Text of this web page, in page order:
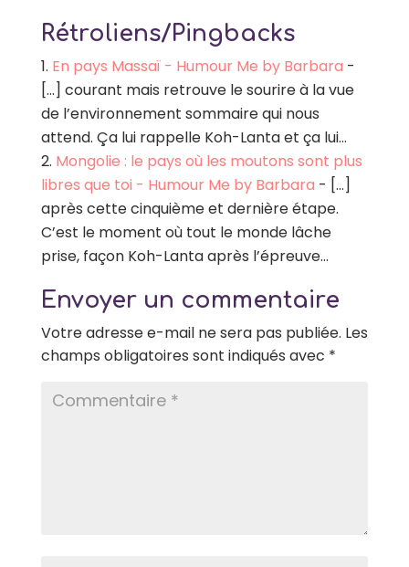
Rétroliens/Pingbacks
En pays Massaï - Humour Me by Barbara -
[…] courant mais retrouve le sourire à la vue
de l’environnement sommaire qui nous
attend. Ça lui rappelle Koh-Lanta et ça lui…
Mongolie : le pays où les moutons sont plus
libres que toi - Humour Me by Barbara - […]
après cette cinquième et dernière étape.
C’est le moment où tout le monde lâche
prise, façon Koh-Lanta après l’épreuve…
Envoyer un commentaire
Votre adresse e-mail ne sera pas publiée. Les
champs obligatoires sont indiqués avec *